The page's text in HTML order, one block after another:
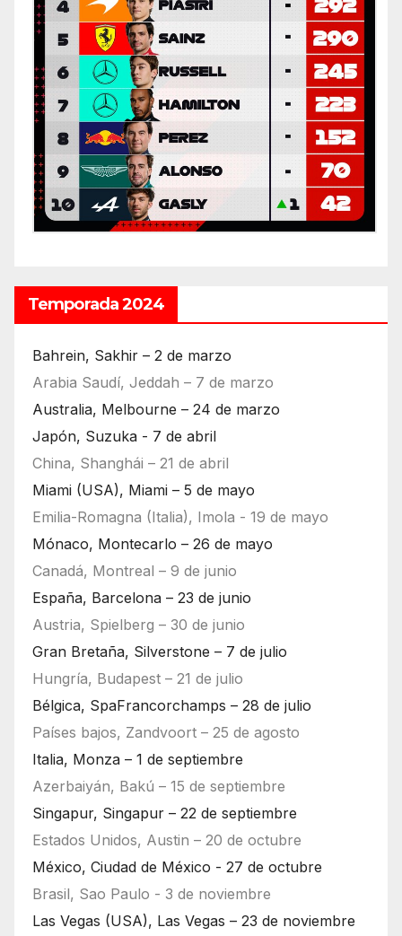
Temporada 2024
Bahrein, Sakhir – 2 de marzo
Arabia Saudí, Jeddah – 7 de marzo
Australia, Melbourne – 24 de marzo
Japón, Suzuka - 7 de abril
China, Shanghái – 21 de abril
Miami (USA), Miami – 5 de mayo
Emilia-Romagna (Italia), Imola - 19 de mayo
Mónaco, Montecarlo – 26 de mayo
Canadá, Montreal – 9 de junio
España, Barcelona – 23 de junio
Austria, Spielberg – 30 de junio
Gran Bretaña, Silverstone – 7 de julio
Hungría, Budapest – 21 de julio
Bélgica, SpaFrancorchamps – 28 de julio
Países bajos, Zandvoort – 25 de agosto
Italia, Monza – 1 de septiembre
Azerbaiyán, Bakú – 15 de septiembre
Singapur, Singapur – 22 de septiembre
Estados Unidos, Austin – 20 de octubre
México, Ciudad de México - 27 de octubre
Brasil, Sao Paulo - 3 de noviembre
Las Vegas (USA), Las Vegas – 23 de noviembre